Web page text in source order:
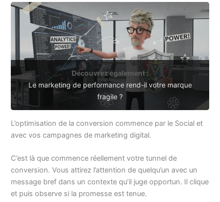
Découvrez également :
Le marketing de performance rend-il votre marque
fragile ?
L’optimisation de la conversion commence par le Social et
avec vos campagnes de marketing digital.
C’est là que commence réellement votre tunnel de
conversion. Vous attirez l’attention de quelqu’un avec un
message bref dans un contexte qu’il juge opportun. Il clique
et puis observe si la promesse est tenue.